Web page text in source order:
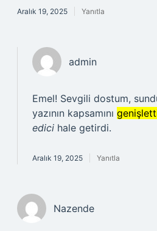
Aralık 19, 2025 Yanıtla
admin
Emel! Sevgili dostum,
yazının kapsamını
edici hale getirdi.
Aralık 19, 2025 Yanıtla
Nazende